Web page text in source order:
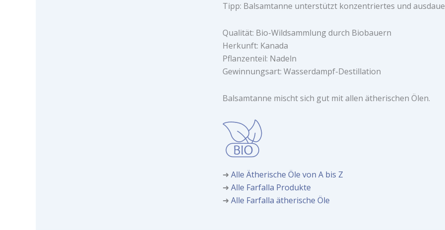
Tipp: Balsamtanne unterstützt konzentriertes und
Qualität: Bio-Wildsammlung durch Biobauern
Herkunft: Kanada
Pflanzenteil: Nadeln
Gewinnungsart: Wasserdampf-Destillation
Balsamtanne mischt sich gut mit allen ätherischen Ölen.
➜ Alle Ätherische Öle von A bis Z
➜ Alle Farfalla Produkte
➜ Alle Farfalla ätherische Öle